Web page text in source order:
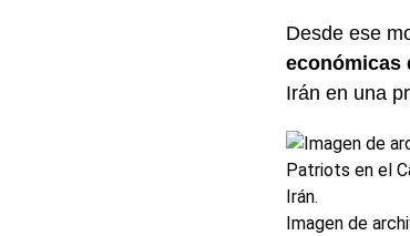
Desde ese
económicas
Irán en una
Imagen de